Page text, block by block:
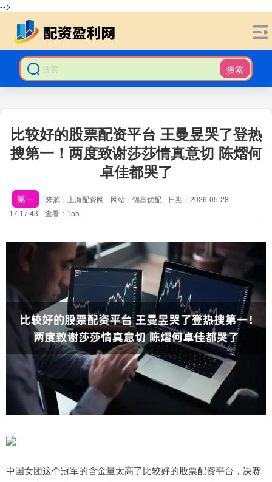
-->
搜索
比较好的股票配资平台 王曼昱哭了登热
搜第一！两度致谢莎莎情真意切 陈熠何
卓佳都哭了
第一 来源：上海配资网 网站：锦富优配
日期：2026-05-28
17:17:43
查看：155
中国女团这个冠军的含金量太高了比较好的股票配资平台，决赛